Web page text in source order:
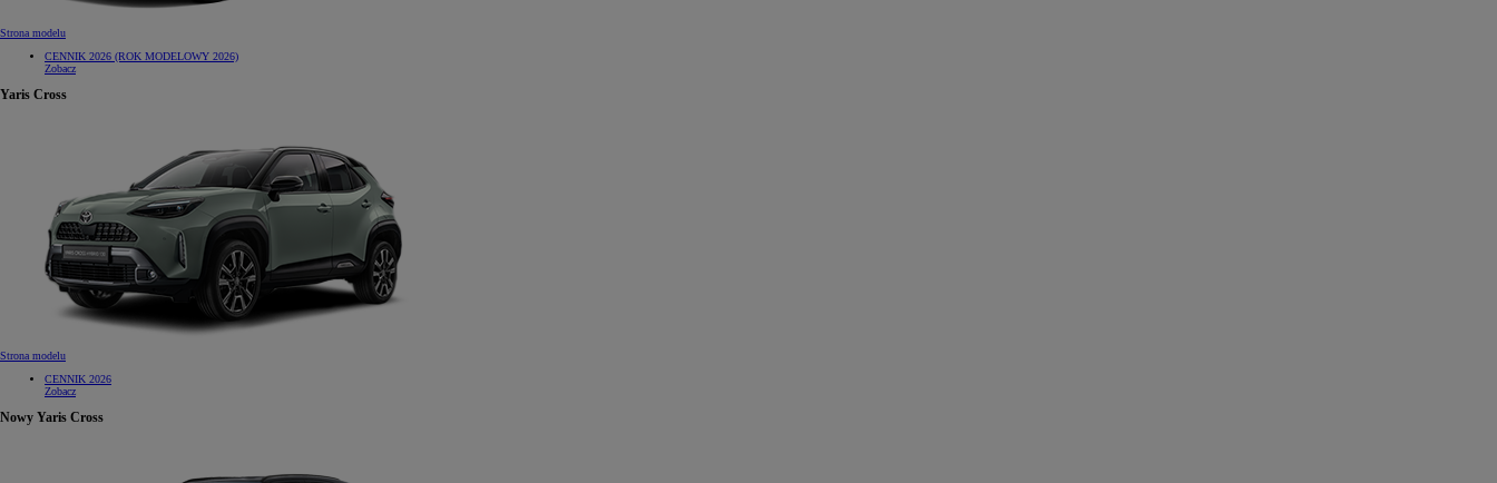
Strona modelu
CENNIK 2026 (ROK MODELOWY 2026)
Zobacz
Yaris Cross
Strona modelu
CENNIK 2026
Zobacz
Nowy Yaris Cross